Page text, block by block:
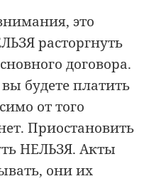
это
расторгнуть
договора.
будете платить
от того
Приостановить
НЕЛЬЗЯ. Акты
они их